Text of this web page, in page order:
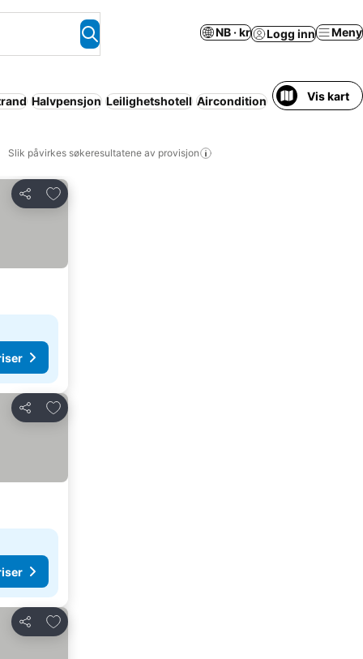
NB · kr Logg inn Meny
Halvpensjon Leilighetshotell Aircondition Parkering Helt
Vis kart
Slik påvirkes søkeresultatene av provisjon
Del
Legg til i favoritter
Del
Legg til i favoritter
Del
Legg til i favoritter